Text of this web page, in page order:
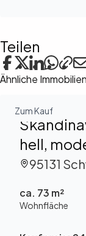
Teilen
Ähnliche Immobilien
Zum Kauf
hell,
95131
ca. 73 m²
Wohnfläche